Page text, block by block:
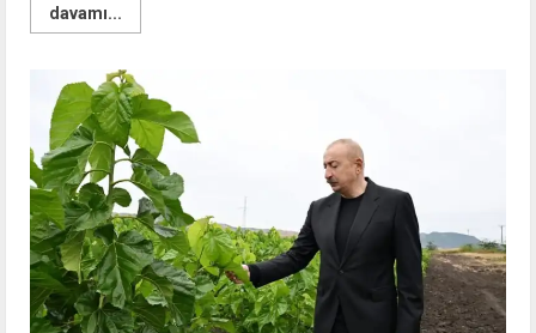
davamı...
more
falı:
16
sentyabr
2025-
ci
il